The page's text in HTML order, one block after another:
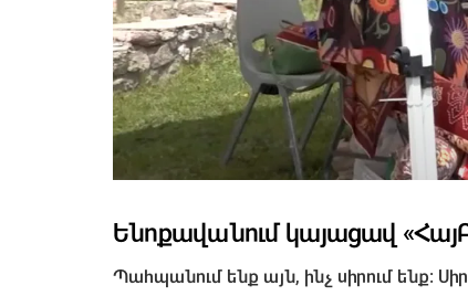
Ենոքավանում կայացավ
Պահպանում ենք այն, ինչ սիրում ենք: